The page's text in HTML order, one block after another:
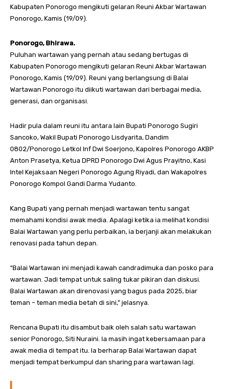
Kabupaten Ponorogo mengikuti gelaran Reuni Akbar Wartawan
Ponorogo, Kamis (19/09).
Ponorogo, Bhirawa.
Puluhan wartawan yang pernah atau sedang bertugas di
Kabupaten Ponorogo mengikuti gelaran Reuni Akbar Wartawan
Ponorogo, Kamis (19/09). Reuni yang berlangsung di Balai
Wartawan Ponorogo itu diikuti wartawan dari berbagai media,
generasi, dan organisasi.
Hadir pula dalam reuni itu antara lain Bupati Ponorogo Sugiri
Sancoko, Wakil Bupati Ponorogo Lisdyarita, Dandim
0802/Ponorogo Letkol Inf Dwi Soerjono, Kapolres Ponorogo AKBP
Anton Prasetya, Ketua DPRD Ponorogo Dwi Agus Prayitno, Kasi
Intel Kejaksaan Negeri Ponorogo Agung Riyadi, dan Wakapolres
Ponorogo Kompol Gandi Darma Yudanto.
Kang Bupati yang pernah menjadi wartawan tentu sangat
memahami kondisi awak media. Apalagi ketika ia melihat kondisi
Balai Wartawan yang perlu perbaikan, ia berjanji akan melakukan
renovasi pada tahun depan.
“Balai Wartawan ini menjadi kawah candradimuka dan posko para
wartawan. Jadi tempat untuk saling tukar pikiran dan diskusi.
Balai Wartawan akan direnovasi yang bagus pada 2025, biar
teman – teman media betah di sini,” jelasnya.
Rencana Bupati itu disambut baik oleh salah satu wartawan
senior Ponorogo, Siti Nuraini. Ia masih ingat kebersamaan para
awak media di tempat itu. Ia berharap Balai Wartawan dapat
menjadi tempat berkumpul dan sharing para wartawan lagi.